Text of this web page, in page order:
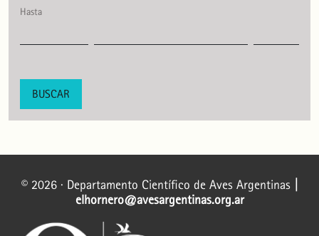
Hasta
BUSCAR
© 2026 · Departamento Científico de Aves Argentinas
elhornero@avesargentinas.org.ar